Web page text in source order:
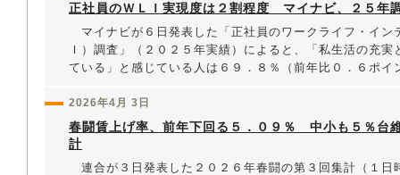
正社員のＷＬＩ実現度は２割程度 マイナビ、２５年
マイナビが６日発表した「正社員のワークライフ・イン
Ｉ）調査」（２０２５年実績）によると、「私生活の充
ている」と感じている人は６９．８％（前年比０．６ポイ
2026年4月 3日
春闘賃上げ率、前年下回る５．０９％ 中小も５％台
計
連合が３日発表した２０２６年春闘の第３回集計（１日